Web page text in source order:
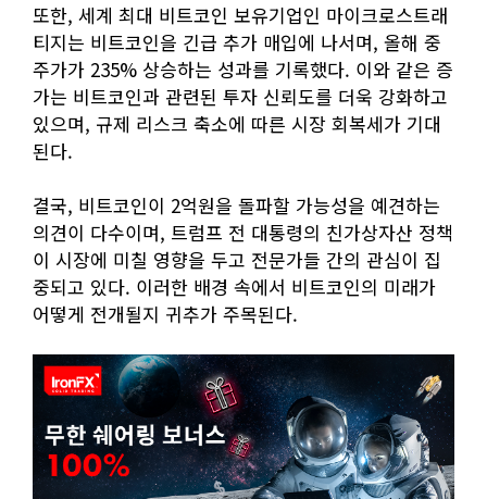
또한, 세계 최대 비트코인 보유기업인 마이크로스트래
티지는 비트코인을 긴급 추가 매입에 나서며, 올해 중
주가가 235% 상승하는 성과를 기록했다. 이와 같은 증
가는 비트코인과 관련된 투자 신뢰도를 더욱 강화하고
있으며, 규제 리스크 축소에 따른 시장 회복세가 기대
된다.
결국, 비트코인이 2억원을 돌파할 가능성을 예견하는
의견이 다수이며, 트럼프 전 대통령의 친가상자산 정책
이 시장에 미칠 영향을 두고 전문가들 간의 관심이 집
중되고 있다. 이러한 배경 속에서 비트코인의 미래가
어떻게 전개될지 귀추가 주목된다.